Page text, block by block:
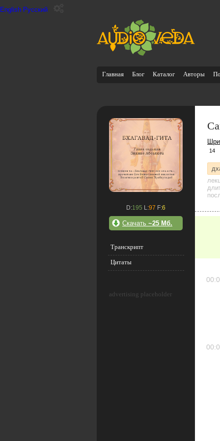
English Русский
Главная Блог Каталог Авторы
D:195 L:97 F:6
Скачать ~25 Мб.
Транскрипт
Цитаты
advertising placeholder
14